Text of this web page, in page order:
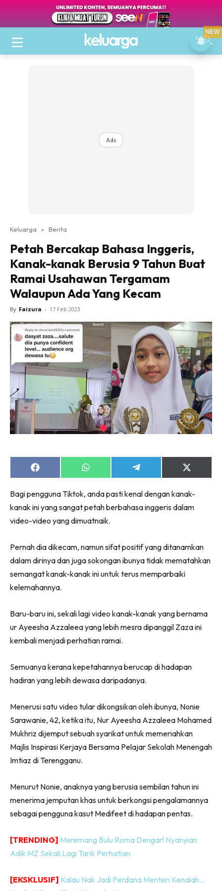
Ads
Keluarga » Berita
Petah Bercakap Bahasa Inggeris,
Kanak-kanak Berusia 9 Tahun Buat
Ramai Usahawan Tergamam
Walaupun Ada Yang Kecam
By Faizura - 17 Feb 2023
Share
on
Share
on
Share
on
Share
on
(Twitter)
Bagi pengguna Tiktok, anda pasti kenal dengan kanak-
kanak ini yang sangat petah berbahasa inggeris dalam
video-video yang dimuatnaik.
Pernah dia dikecam, namun sifat positif yang ditanamkan
dalam dirinya dan juga sokongan ibunya tidak mematahkan
semangat kanak-kanak ini untuk terus memparbaiki
kelemahannya.
Baru-baru ini, sekali lagi video kanak-kanak yang bernama
ur Ayeesha Azzaleea yang lebih mesra dipanggil Zaza ini
kembali menjadi perhatian ramai.
Semuanya kerana kepetahannya berucap di hadapan
hadiran yang lebih dewasa daripadanya.
Menerusi satu video tular dikongsikan oleh ibunya, Nonie
Sarawanie, 42, ketika itu, Nur Ayeesha Azzaleea Mohamed
Mukhriz dijemput sebuah syarikat untuk memeriahkan
Majlis Inspirasi Kerjaya Bersama Pelajar Sekolah Menengah
Imtiaz di Terengganu.
Menurut Nonie, anaknya yang berusia sembilan tahun ini
menerima jemputan khas untuk berkongsi pengalamannya
sebagai pengguna kasut Medifeet di hadapan pentas.
[TRENDING] Meremang Bulu Roma Dengar! Nyanyian
Adik MZ Sekali Lagi Tarik Perhatian
[EKSKLUSIF] Kalau Nak Jadi Perdana Menteri Kenalah…
NEW